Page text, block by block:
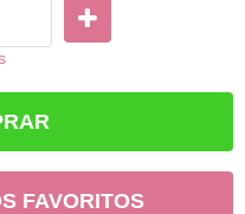
FAVORITOS